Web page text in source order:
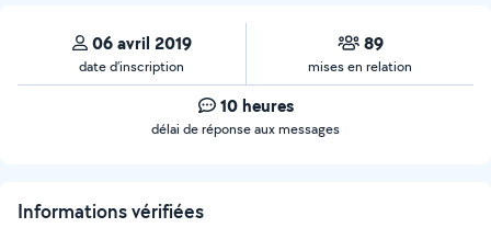
06 avril 2019
date d’inscription
89
mises en relation
10 heures
délai de réponse aux messages
Informations vérifiées